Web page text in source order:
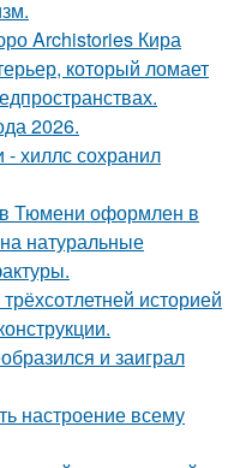
Archistories Кира
который ломает
2026.
хиллс сохранил
Тюмени оформлен в
натуральные
историей
и заиграл
настроение всему